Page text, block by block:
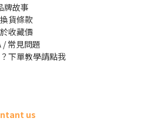
牌故事
貨條款
收藏價
/ 常見問題
下單教學請點我
us